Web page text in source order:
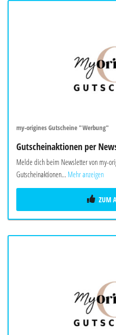
my-origines Gutscheine "Werbung"
Gutscheinaktionen per
Melde dich beim Newsletter von my-
Gutscheinaktionen... Mehr anzeigen
ZUM